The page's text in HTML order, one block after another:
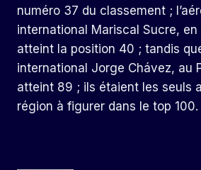
numéro 37 du classement ;
international Mariscal Sucre, en
atteint la position 40 ; tandis
international Jorge Chávez, au
atteint 89 ; ils étaient les seuls
région à figurer dans le top 100.